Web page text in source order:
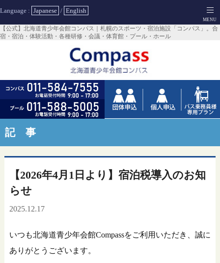
【公式】北海道青少年会館コンパス｜札幌のスポーツ・宿泊施設「コンパス」。合
宿・宿泊・体験活動・各種研修・会議・体育館・プール・ホール
Language : Japanese / English
記 事
【2026年4月1日より】宿泊税導入のお知
らせ
2025.12.17
いつも北海道青少年会館Compassをご利用いただき、誠に
ありがとうございます。